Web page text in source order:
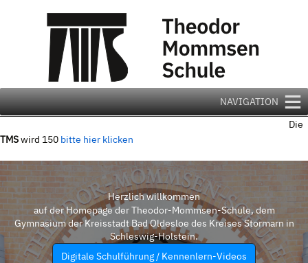
NAVIGATION
Die
TMSwird 150 bitte hier klicken
Herzlich willkommen
auf der Homepage der Theodor-Mommsen-Schule, dem
Gymnasium der Kreisstadt Bad Oldesloe des Kreises Stormarn in
Schleswig-Holstein.
Digitale Schulführung / Kennenlern-Videos